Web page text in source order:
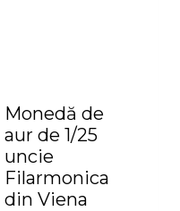
Monedă de
aur de 1/25
uncie
Filarmonica
din Viena